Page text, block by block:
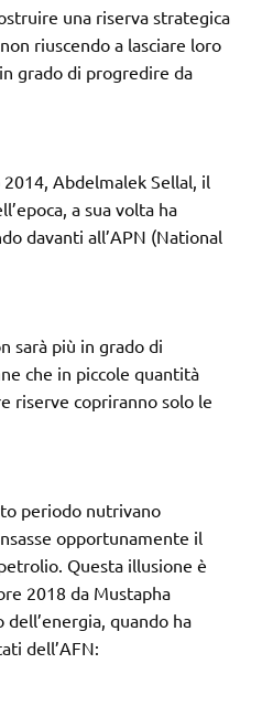
una riserva strategica
riuscendo a lasciare loro
grado di progredire da
Abdelmalek Sellal, il
a sua volta ha
davanti all’APN (National
sarà più in grado di
che in piccole quantità
riserve copriranno solo le
periodo nutrivano
opportunamente il
Questa illusione è
2018 da Mustapha
quando ha
dell’AFN: